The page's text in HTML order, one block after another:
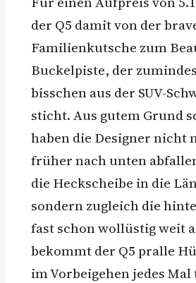
der Q5 damit von der
Familienkutsche zum
Buckelpiste, der
bisschen aus der SUV-
sticht. Aus gutem Grund
haben die Designer nicht
früher nach unten
die Heckscheibe in die
sondern zugleich die
fast schon wollüstig weit
bekommt der Q5 pralle
im Vorbeigehen jedes